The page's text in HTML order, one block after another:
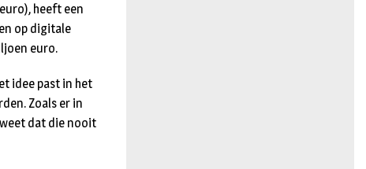
heeft een
op digitale
euro.
idee past in het
Zoals er in
dat die nooit